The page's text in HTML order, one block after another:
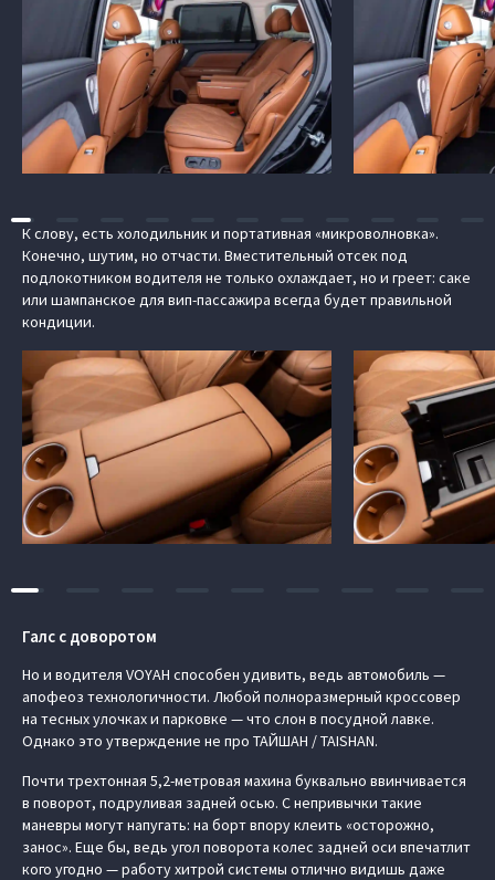
К слову, есть холодильник и портативная «микроволновка».
Конечно, шутим, но отчасти. Вместительный отсек под
подлокотником водителя не только охлаждает, но и греет: саке
или шампанское для вип-пассажира всегда будет правильной
кондиции.
Галс с доворотом
Но и водителя VOYAH способен удивить, ведь автомобиль —
апофеоз технологичности. Любой полноразмерный кроссовер
на тесных улочках и парковке — что слон в посудной лавке.
Однако это утверждение не про ТАЙШАН / TAISHAN.
Почти трехтонная 5,2-метровая махина буквально ввинчивается
в поворот, подруливая задней осью. С непривычки такие
маневры могут напугать: на борт впору клеить «осторожно,
занос». Еще бы, ведь угол поворота колес задней оси впечатлит
кого угодно — работу хитрой системы отлично видишь даже